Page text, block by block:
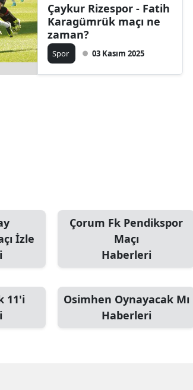
Çaykur Rizespor - Fatih
Karagümrük maçı ne
zaman?
Spor 03 Kasım 2025
İzle
Çorum Fk Pendikspor
Maçı
Haberleri
11'i
Osimhen Oynayacak Mı
Haberleri